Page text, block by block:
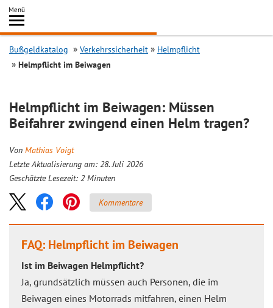
Inhalt
springen
Menü
Search
Bußgeldkatalog Verkehrssicherheit
Helmpflicht
Helmpflicht im Beiwagen
Helmpflicht im Beiwagen: Müssen
Beifahrer zwingend einen Helm tragen?
Von Mathias Voigt
Letzte Aktualisierung am: 28. Juli 2026
Geschätzte Lesezeit: 2 Minuten
Kommentare
FAQ: Helmpflicht im Beiwagen
Ist im Beiwagen Helmpflicht?
Ja, grundsätzlich müssen auch Personen, die im
Beiwagen eines Motorrads mitfahren, einen Helm